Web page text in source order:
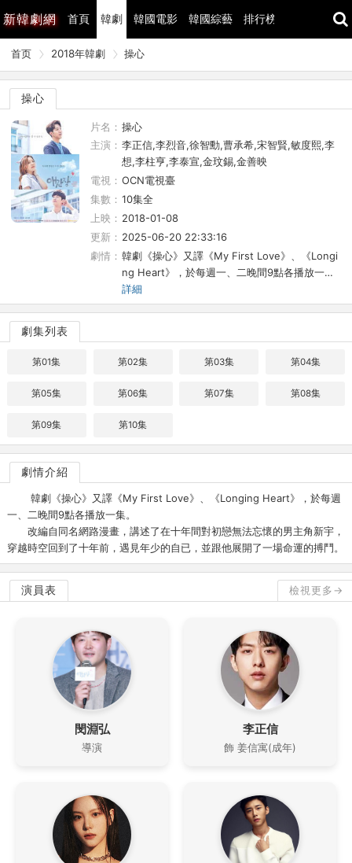
新韓劇網 首頁 韓劇 韓國電影 韓國綜藝 排行榜
首页 2018年韓劇 操心
操心
片名： 操心
主演： 李正信,李烈音,徐智勳,曹承希,宋智賢,敏度熙,李
想,李柱亨,李泰宣,金玟錫,金善映
電視： OCN電視臺
集數： 10集全
上映： 2018-01-08
更新： 2025-06-20 22:33:16
劇情： 韓劇《操心》又譯《My First Love》、《Longi
ng Heart》，於每週一、二晚間9點各播放一…
詳細
劇集列表
第01集 第02集 第03集 第04集
第05集 第06集 第07集 第08集
第09集 第10集
劇情介紹
韓劇《操心》又譯《My First Love》、《Longing Heart》，於每週
一、二晚間9點各播放一集。
改編自同名網路漫畫，講述了在十年間對初戀無法忘懷的男主角新宇，
穿越時空回到了十年前，遇見年少的自已，並跟他展開了一場命運的搏鬥。
演員表 檢視更多→
閔淵弘
導演
李正信
飾 姜信寓(成年)